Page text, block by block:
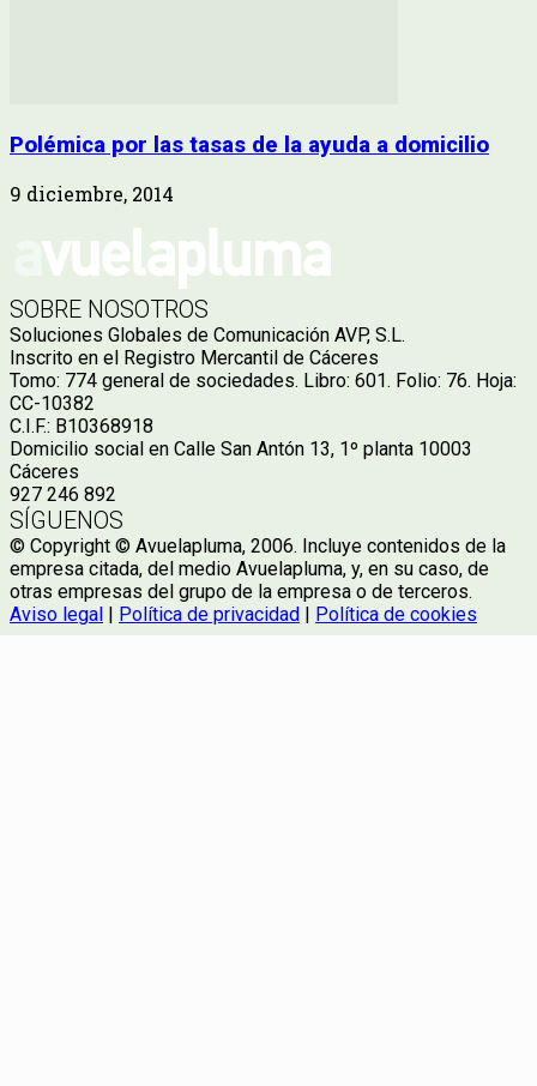
Polémica por las tasas de la ayuda a domicilio
9 diciembre, 2014
SOBRE NOSOTROS
Soluciones Globales de Comunicación AVP, S.L.
Inscrito en el Registro Mercantil de Cáceres
Tomo: 774 general de sociedades. Libro: 601. Folio: 76. Hoja:
CC-10382
C.I.F.: B10368918
Domicilio social en Calle San Antón 13, 1º planta 10003
Cáceres
927 246 892
SÍGUENOS
© Copyright © Avuelapluma, 2006. Incluye contenidos de la
empresa citada, del medio Avuelapluma, y, en su caso, de
otras empresas del grupo de la empresa o de terceros.
Aviso legal | Política de privacidad | Política de cookies